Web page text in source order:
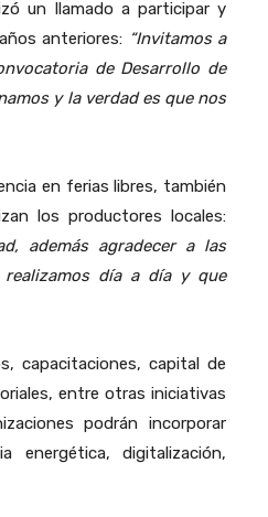
un llamado a participar y
anteriores: “Invitamos a
de Desarrollo de
y la verdad es que nos
en ferias libres, también
los productores locales:
además agradecer a las
día a día y que
capacitaciones, capital de
entre otras iniciativas
podrán incorporar
energética, digitalización,